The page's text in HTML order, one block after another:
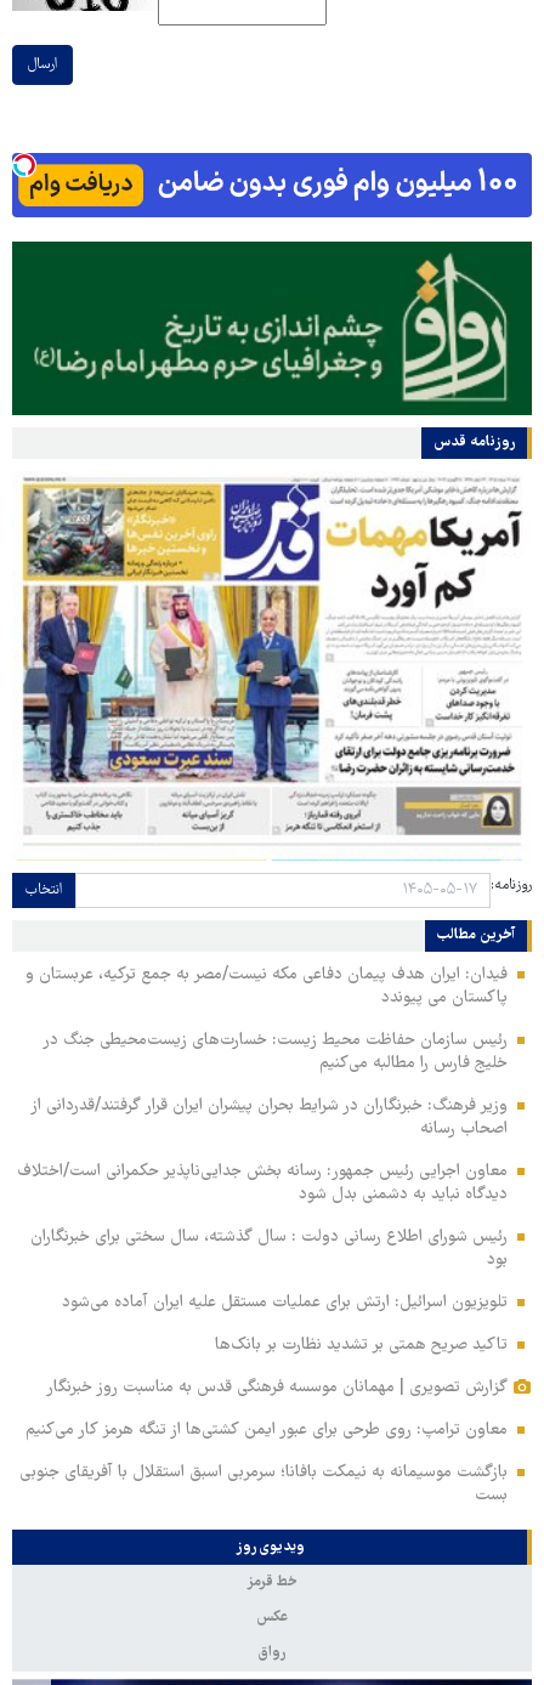
ارسال
روزنامه قدس
روزنامه: انتخاب
آخرین مطالب
فیدان: ایران هدف پیمان دفاعی مکه نیست/مصر به جمع ترکیه، عربستان و
پاکستان می پیوندد
رئیس سازمان حفاظت محیط زیست: خسارت‌های زیست‌محیطی جنگ در
خلیج فارس را مطالبه‌ می‌کنیم
وزیر فرهنگ: خبرنگاران در شرایط بحران پیشران ایران قرار گرفتند/قدردانی از
اصحاب رسانه
معاون اجرایی رئیس جمهور: رسانه بخش جدایی‌ناپذیر حکمرانی است/اختلاف
دیدگاه نباید به دشمنی بدل شود
رئیس شورای اطلاع رسانی دولت : سال گذشته، سال سختی برای خبرنگاران
بود
تلویزیون اسرائیل: ارتش برای عملیات مستقل علیه ایران آماده می‌شود
تاکید صریح همتی بر تشدید نظارت بر بانک‌ها
گزارش تصویری | مهمانان موسسه فرهنگی قدس به مناسبت روز خبرنگار
معاون ترامپ: روی طرحی برای عبور ایمن کشتی‌ها از تنگه هرمز کار می‌کنیم
بازگشت موسیمانه به نیمکت بافانا؛ سرمربی اسبق استقلال با آفریقای جنوبی
بست
ویدیوی روز
خط قرمز
عکس
رواق